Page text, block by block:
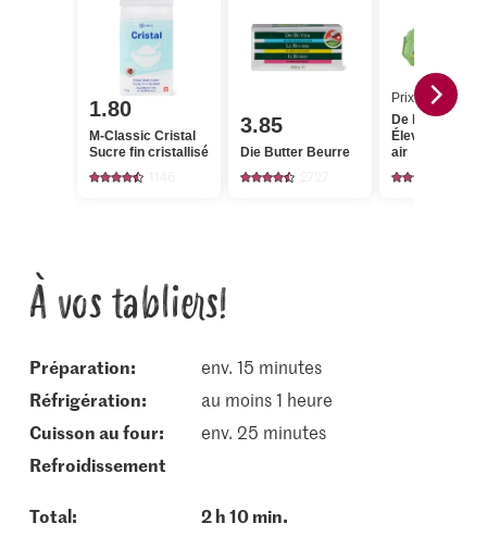
1.80
M-Classic Cristal
Sucre fin cristallisé
3.85
Die Butter Beurre
Prix du jour
De la région
Élevage en
air
À vos tabliers!
Préparation:
env. 15 minutes
réfrigération:
au moins 1 heure
cuisson au four:
env. 25 minutes
refroidissement
Total: 2 h 10 min.